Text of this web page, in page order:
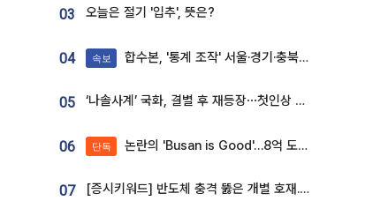
03 오늘은 절기 '입추', 뜻은?
04 속보 합수본, '통계 조작' 서울·경기·충북 선관위 등 추가 압수수색
05 ‘나솔사계’ 국화, 결별 후 재등장⋯첫인상 투표 휩쓸고 ‘인기녀’ 등극
06 단독 논란의 'Busan is Good'…8억 도시브랜드, 용산 대통령실 CI 업체가 수행
07 [증시키워드] 반도체 충격 뚫은 개별 호재...포스코퓨처엠·에코프로·한화솔루션 '눈길'